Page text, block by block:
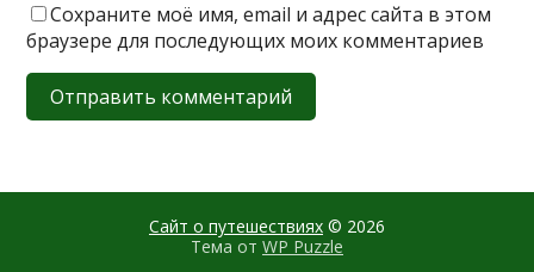
Сохраните моё имя, email и адрес сайта в этом
браузере для последующих моих комментариев
Сайт о путешествиях © 2026
Тема от WP Puzzle